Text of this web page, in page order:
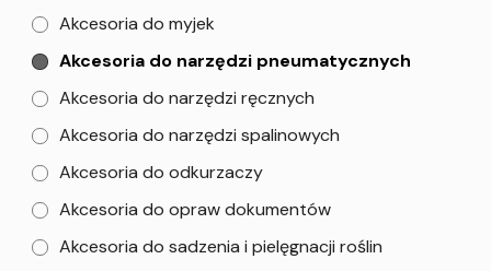
Akcesoria do myjek
Akcesoria do narzędzi pneumatycznych
Akcesoria do narzędzi ręcznych
Akcesoria do narzędzi spalinowych
Akcesoria do odkurzaczy
Akcesoria do opraw dokumentów
Akcesoria do sadzenia i pielęgnacji roślin